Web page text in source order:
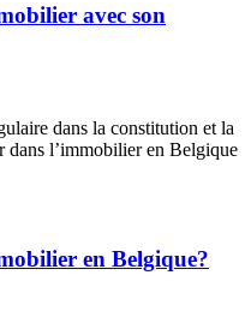
avec son
dans la constitution et la
l’immobilier en Belgique
en Belgique?